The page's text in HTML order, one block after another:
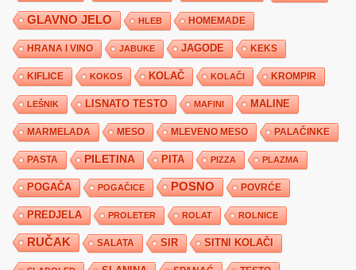
GLAVNO JELO HLEB HOMEMADE
HRANA I VINO JABUKE JAGODE KEKS
KIFLICE KOKOS KOLAČ KOLAČI KROMPIR
LEŠNIK LISNATO TESTO MAFINI MALINE
MARMELADA MESO MLEVENO MESO PALAČINKE
PASTA PILETINA PITA PIZZA PLAZMA
POGAČA POGAČICE POSNO POVRĆE
PREDJELA PROLETER ROLAT ROLNICE
RUČAK SALATA SIR SITNI KOLAČI